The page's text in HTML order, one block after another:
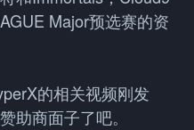
Major预选赛的资
的相关视频刚发
助商面子了吧。